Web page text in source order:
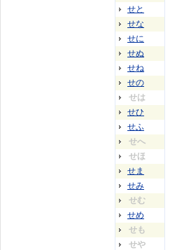
せと
せな
せに
せぬ
せね
せの
せは
せひ
せふ
せへ
せほ
せま
せみ
せむ
せめ
せも
せや